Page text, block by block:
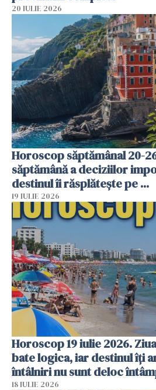
20 IULIE 2026
Horoscop săptămânal 20-
săptămână a deciziilor
destinul îi răsplătește pe ...
19 IULIE 2026
Horoscop 19 iulie 2026.
bate logica, iar destinul îți
întâlniri nu sunt deloc
18 IULIE 2026